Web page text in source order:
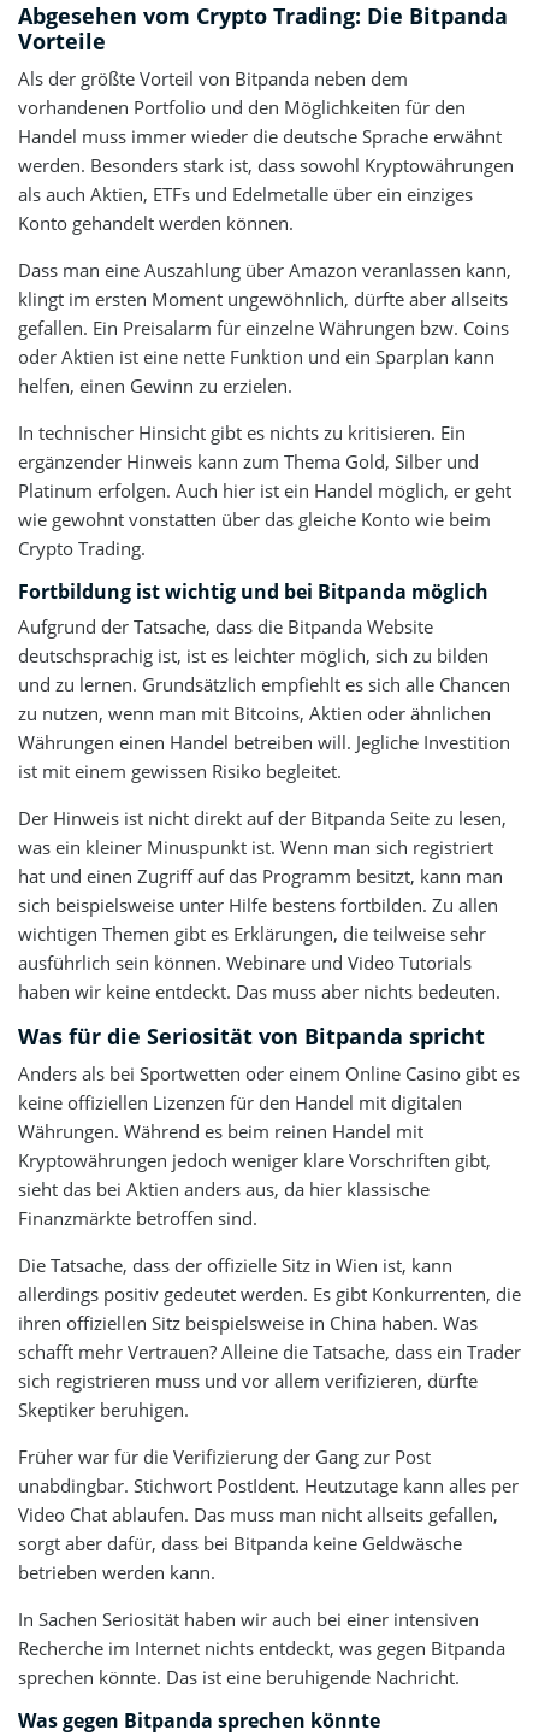
Abgesehen vom Crypto Trading: Die Bitpanda
Vorteile
Als der größte Vorteil von Bitpanda neben dem
vorhandenen Portfolio und den Möglichkeiten für den
Handel muss immer wieder die deutsche Sprache erwähnt
werden. Besonders stark ist, dass sowohl Kryptowährungen
als auch Aktien, ETFs und Edelmetalle über ein einziges
Konto gehandelt werden können.
Dass man eine Auszahlung über Amazon veranlassen kann,
klingt im ersten Moment ungewöhnlich, dürfte aber allseits
gefallen. Ein Preisalarm für einzelne Währungen bzw. Coins
oder Aktien ist eine nette Funktion und ein Sparplan kann
helfen, einen Gewinn zu erzielen.
In technischer Hinsicht gibt es nichts zu kritisieren. Ein
ergänzender Hinweis kann zum Thema Gold, Silber und
Platinum erfolgen. Auch hier ist ein Handel möglich, er geht
wie gewohnt vonstatten über das gleiche Konto wie beim
Crypto Trading.
Fortbildung ist wichtig und bei Bitpanda möglich
Aufgrund der Tatsache, dass die Bitpanda Website
deutschsprachig ist, ist es leichter möglich, sich zu bilden
und zu lernen. Grundsätzlich empfiehlt es sich alle Chancen
zu nutzen, wenn man mit Bitcoins, Aktien oder ähnlichen
Währungen einen Handel betreiben will. Jegliche Investition
ist mit einem gewissen Risiko begleitet.
Der Hinweis ist nicht direkt auf der Bitpanda Seite zu lesen,
was ein kleiner Minuspunkt ist. Wenn man sich registriert
hat und einen Zugriff auf das Programm besitzt, kann man
sich beispielsweise unter Hilfe bestens fortbilden. Zu allen
wichtigen Themen gibt es Erklärungen, die teilweise sehr
ausführlich sein können. Webinare und Video Tutorials
haben wir keine entdeckt. Das muss aber nichts bedeuten.
Was für die Seriosität von Bitpanda spricht
Anders als bei Sportwetten oder einem Online Casino gibt es
keine offiziellen Lizenzen für den Handel mit digitalen
Währungen. Während es beim reinen Handel mit
Kryptowährungen jedoch weniger klare Vorschriften gibt,
sieht das bei Aktien anders aus, da hier klassische
Finanzmärkte betroffen sind.
Die Tatsache, dass der offizielle Sitz in Wien ist, kann
allerdings positiv gedeutet werden. Es gibt Konkurrenten, die
ihren offiziellen Sitz beispielsweise in China haben. Was
schafft mehr Vertrauen? Alleine die Tatsache, dass ein Trader
sich registrieren muss und vor allem verifizieren, dürfte
Skeptiker beruhigen.
Früher war für die Verifizierung der Gang zur Post
unabdingbar. Stichwort PostIdent. Heutzutage kann alles per
Video Chat ablaufen. Das muss man nicht allseits gefallen,
sorgt aber dafür, dass bei Bitpanda keine Geldwäsche
betrieben werden kann.
In Sachen Seriosität haben wir auch bei einer intensiven
Recherche im Internet nichts entdeckt, was gegen Bitpanda
sprechen könnte. Das ist eine beruhigende Nachricht.
Was gegen Bitpanda sprechen könnte